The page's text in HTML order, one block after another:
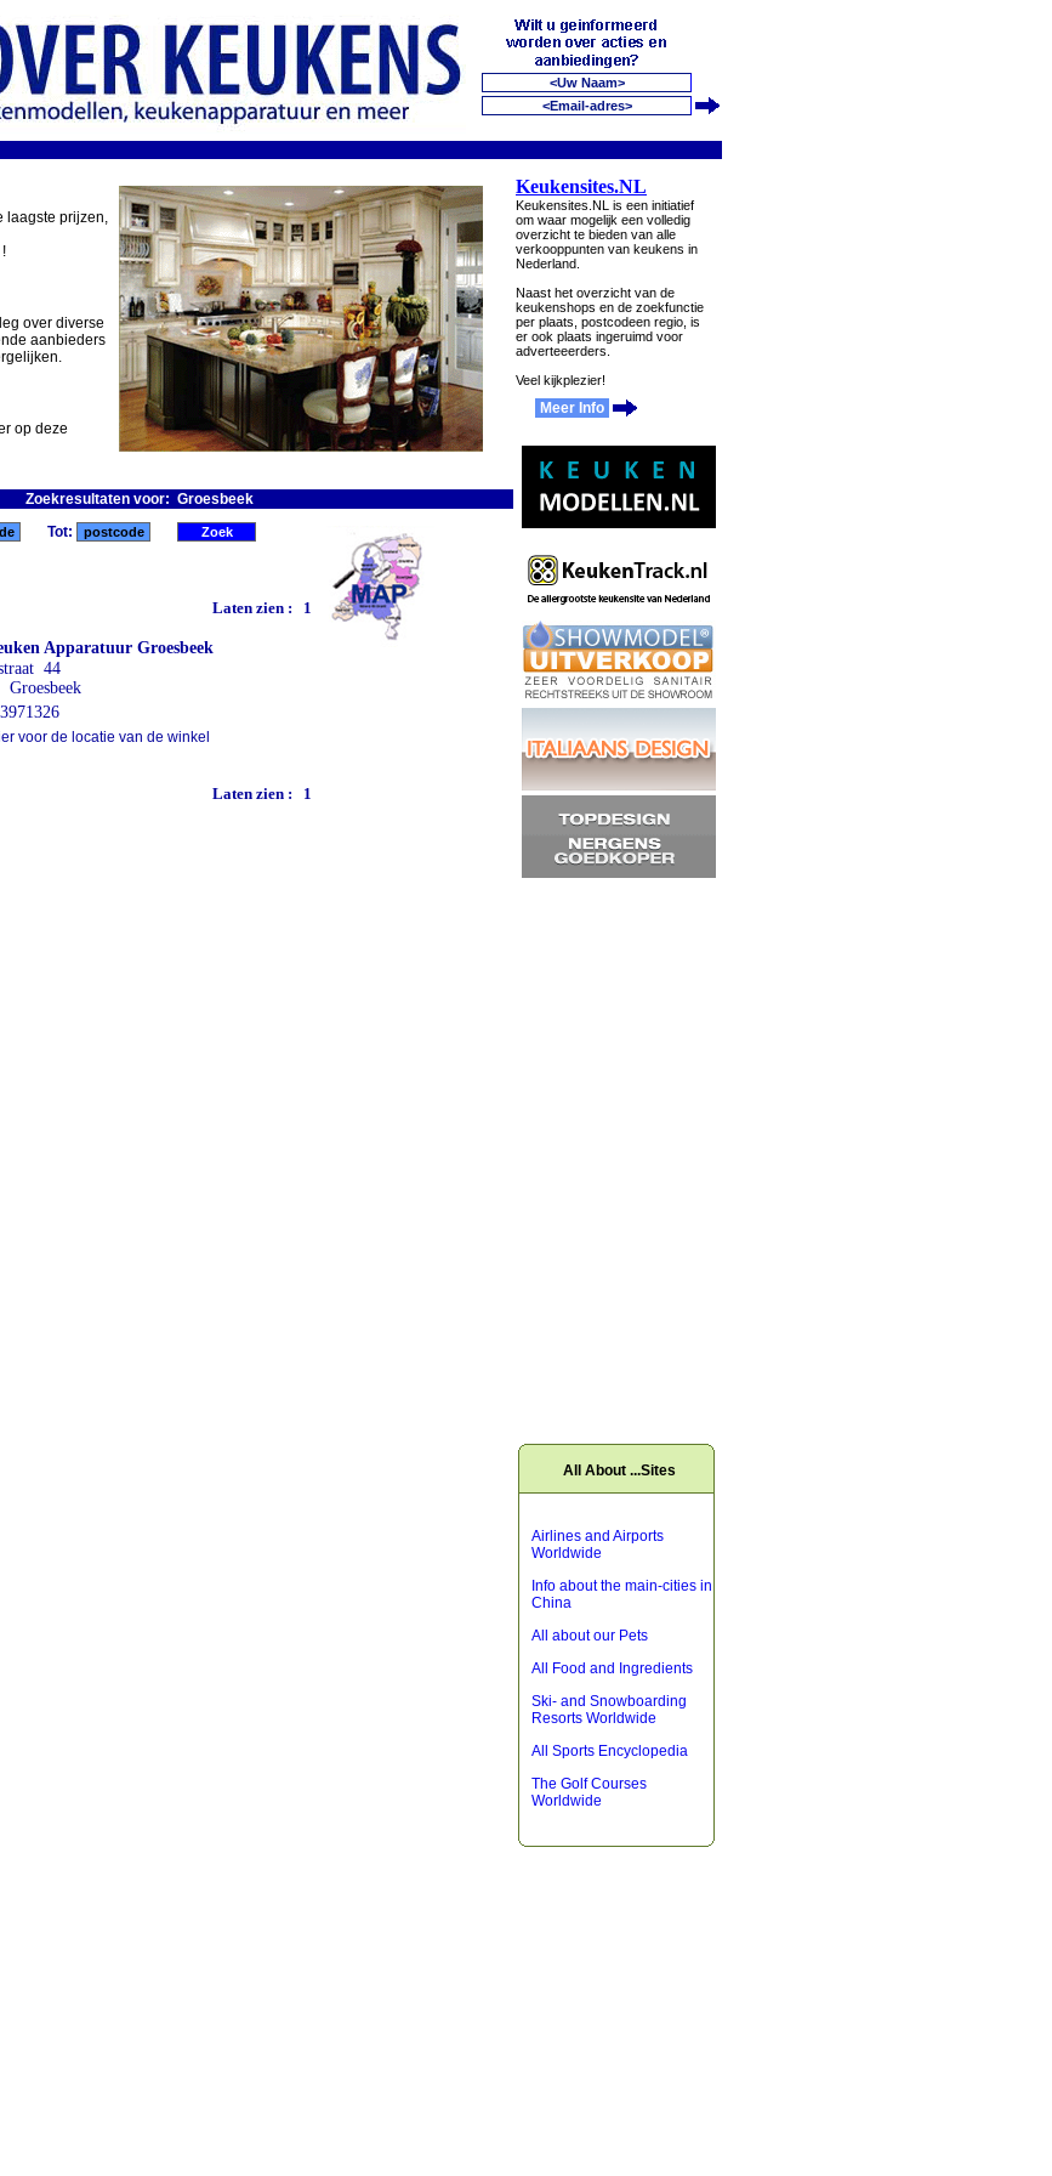
laagste prijzen,
over diverse
aanbieders
op deze
Zoekresultaten voor: Groesbeek
Tot:
Laten zien : 1
Apparatuur Groesbeek
44
voor de locatie van de winkel
Laten zien : 1
Keukensites.NL
Keukensites.NL is een initiatief
om waar mogelijk een volledig
overzicht te bieden van alle
verkooppunten van keukens in
Nederland.
Naast het overzicht van de
keukenshops en de zoekfunctie
per plaats, postcodeen regio, is
er ook plaats ingeruimd voor
adverteeerders.
Veel kijkplezier!
Meer Info
All About ...Sites
Airlines and Airports
Worldwide
Info about the main-cities in
China
All about our Pets
All Food and Ingredients
Ski- and Snowboarding
Resorts Worldwide
All Sports Encyclopedia
The Golf Courses
Worldwide